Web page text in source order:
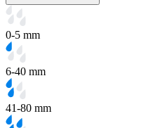
0-5 mm
6-40 mm
41-80 mm